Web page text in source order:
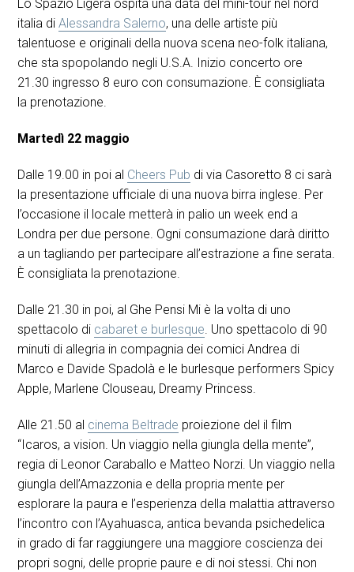
Lo Spazio Ligera ospita una data del mini-tour nel nord
italia diAlessandra Salerno, una delle artiste più
talentuose e originali della nuova scena neo-folk italiana,
che sta spopolando negli U.S.A. Inizio concerto ore
21.30 ingresso 8 euro con consumazione. È consigliata
la prenotazione.
Martedì 22 maggio
Dalle 19.00 in poi al Cheers Pub di via Casoretto 8 ci sarà
la presentazione ufficiale di una nuova birra inglese. Per
l’occasione il locale metterà in palio un week end a
Londra per due persone. Ogni consumazione darà diritto
a un tagliando per partecipare all’estrazione a fine serata.
È consigliata la prenotazione.
Dalle 21.30 in poi, al Ghe Pensi Mi è la volta di uno
spettacolo di cabaret e burlesque. Uno spettacolo di 90
minuti di allegria in compagnia dei comici Andrea di
Marco e Davide Spadolà e le burlesque performers Spicy
Apple, Marlene Clouseau, Dreamy Princess.
Alle 21.50 al cinema Beltrade proiezione del il film
“Icaros, a vision. Un viaggio nella giungla della mente”,
regia di Leonor Caraballo e Matteo Norzi. Un viaggio nella
giungla dell’Amazzonia e della propria mente per
esplorare la paura e l’esperienza della malattia attraverso
l’incontro con l’Ayahuasca, antica bevanda psichedelica
in grado di far raggiungere una maggiore coscienza dei
propri sogni, delle proprie paure e di noi stessi. Chi non